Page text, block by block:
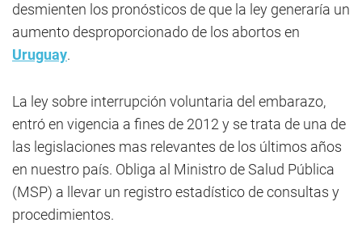
desmienten los pronósticos de que la ley generaría un
aumento desproporcionado de los abortos en
Uruguay.
La ley sobre interrupción voluntaria del embarazo,
entró en vigencia a fines de 2012 y se trata de una de
las legislaciones mas relevantes de los últimos años
en nuestro país. Obliga al Ministro de Salud Pública
(MSP) a llevar un registro estadístico de consultas y
procedimientos.